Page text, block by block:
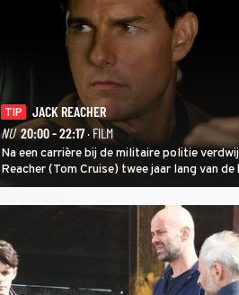
TIP
JACK REACHER
NU 20:00 - 22:17· FILM
Na een carrière bij de militaire politie
Reacher (Tom Cruise) twee jaar lang van de
Niemand weet waar hij uithangt, totdat
James Barr naar hem vraagt.